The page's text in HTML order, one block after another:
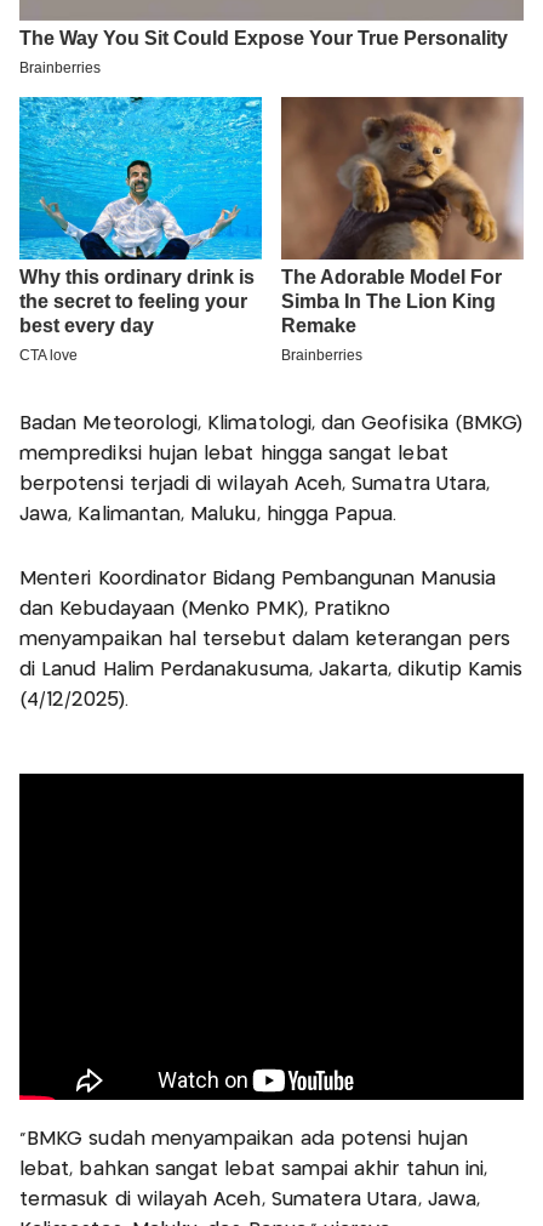
Badan Meteorologi, Klimatologi, dan Geofisika (BMKG)
memprediksi hujan lebat hingga sangat lebat
berpotensi terjadi di wilayah Aceh, Sumatra Utara,
Jawa, Kalimantan, Maluku, hingga Papua.
Menteri Koordinator Bidang Pembangunan Manusia
dan Kebudayaan (Menko PMK), Pratikno
menyampaikan hal tersebut dalam keterangan pers
di Lanud Halim Perdanakusuma, Jakarta, dikutip Kamis
(4/12/2025).
“BMKG sudah menyampaikan ada potensi hujan
lebat, bahkan sangat lebat sampai akhir tahun ini,
termasuk di wilayah Aceh, Sumatera Utara, Jawa,